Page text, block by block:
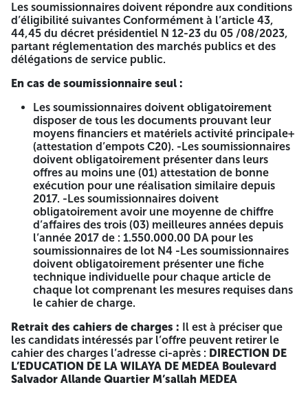
documents, exigés dans le cahier des charges (article 11
page19) 02- Offre technique : contient les documents,
exigés dans le cahier des charges (article 11 page 20) 03-
Offre financière : contient les documents, exigés dans le
cahier des charges (article 11 page 20) Le dossier de
déclaration de la candidature, l’offre technique et l’offre
financière, do vent être déposées chacune dans une enve
loppe séparée, cachetée, portant le nom du soumissionna
ire ainsi que la mention (dossier de candidature), (offre
technique), (offre financière). L’enveloppe extérieure ne
doit comporter que la mention suivante : A MONSIEUR LE
DIRECTEUR DE L’EDUCATION DE LA WILAYA DE MEDEA –
AVIS D’APPEL D’OFFRES OUVERT AVEC EXIGENCE DE
CAPACITES MINIMALES N° ./2026 Renouvellement des
équipements au profit du siège de la direction de
l’éducation de la wilaya de Médéa. LOT04 : Equipements
informatique et frigidaire « N’ouvrir que par la commission
d’ouverture des plis et d’évaluation des offres» Les
soumissionnaires sont invités à assister à la séance
d’ouverture des plis techniques et financiers qui
correspond au dernier jour de la durée de préparation des
offres. Conformément à l’article 48 et 96 du décret
présidentiel N 12-23 du 05 /08/2023, partant
réglementation des marchés publics et des délégations de
service public. AL MOUNASSER 17 Mars 2026 ANEP
2616009392 A -=-=-=-
RÉPUBLIQUE ALGÉRIENNE
Les soumissionnaires doivent répondre aux conditions
d’éligibilité suivantes Conformément à l’article 43,
44,45 du décret présidentiel N 12-23 du 05 /08/2023,
partant réglementation des marchés publics et des
délégations de service public.
En cas de soumissionnaire seul :
Les soumissionnaires doivent obligatoirement
disposer de tous les documents prouvant leur
moyens financiers et matériels activité principale+
(attestation d’empots C20). -Les soumissionnaires
doivent obligatoirement présenter dans leurs
offres au moins une (01) attestation de bonne
exécution pour une réalisation similaire depuis
2017. -Les soumissionnaires doivent
obligatoirement avoir une moyenne de chiffre
d’affaires des trois (03) meilleures années depuis
l’année 2017 de : 1.550.000.00 DA pour les
soumissionnaires de lot N4 -Les soumissionnaires
doivent obligatoirement présenter une fiche
technique individuelle pour chaque article de
chaque lot comprenant les mesures requises dans
le cahier de charge.
Retrait des cahiers de charges : Il est à préciser que
les candidats intéressés par l’offre peuvent retirer le
cahier des charges l’adresse ci-après : DIRECTION DE
L’EDUCATION DE LA WILAYA DE MEDEA Boulevard
Salvador Allande Quartier M’sallah MEDEA